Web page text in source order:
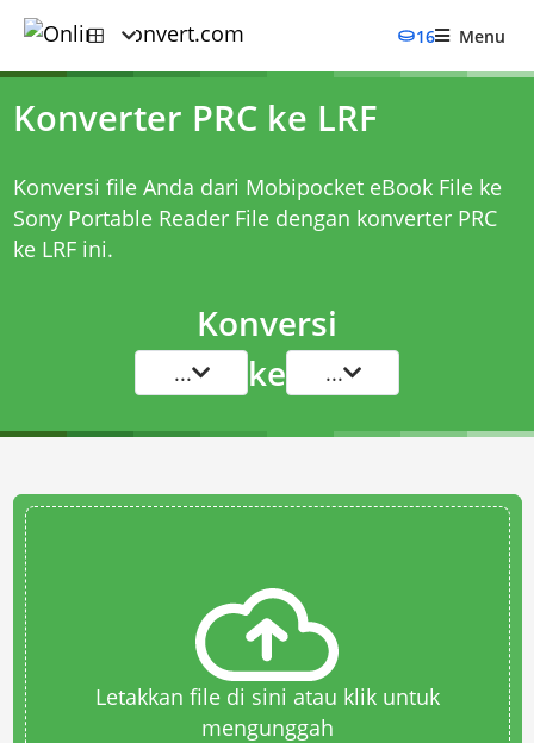
16 Menu
Konverter PRC ke LRF
Konversi file Anda dari Mobipocket eBook File ke
Sony Portable Reader File dengan konverter PRC
ke LRFini.
Konversi
... ke ...
Letakkan file di sini atau klik untuk
mengunggah